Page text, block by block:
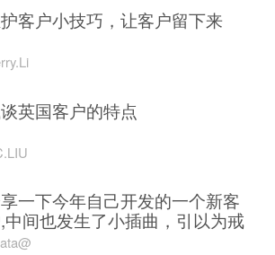
客户小技巧，让客户留下来
英国客户的特点
一下今年自己开发的一个新客
中间也发生了小插曲，引以为戒